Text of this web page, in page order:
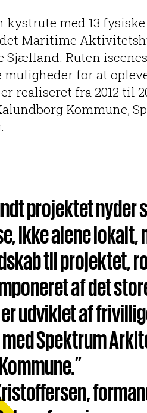
med 13
Maritime
Sjælland. Ruten
muligheder for at
realiseret fra 2012 til
Kommune,
projektet nyder
ikke alene lokalt,
til projektet,
af det
udviklet af
Spektrum